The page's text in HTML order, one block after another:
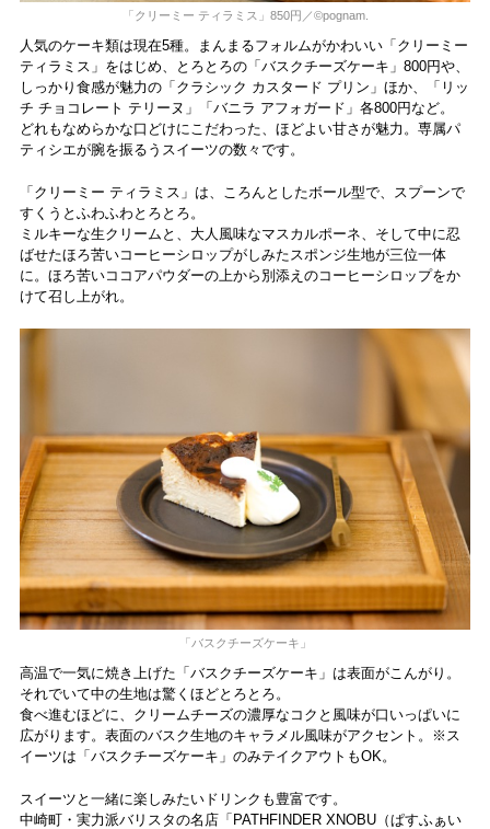
「クリーミー ティラミス」850円／©pognam.
人気のケーキ類は現在5種。まんまるフォルムがかわいい「クリーミー
ティラミス」をはじめ、とろとろの「バスクチーズケーキ」800円や、
しっかり食感が魅力の「クラシック カスタード プリン」ほか、「リッ
チ チョコレート テリーヌ」「バニラ アフォガード」各800円など。
どれもなめらかな口どけにこだわった、ほどよい甘さが魅力。専属パ
ティシエが腕を振るうスイーツの数々です。
「クリーミー ティラミス」は、ころんとしたボール型で、スプーンで
すくうとふわふわとろとろ。
ミルキーな生クリームと、大人風味なマスカルポーネ、そして中に忍
ばせたほろ苦いコーヒーシロップがしみたスポンジ生地が三位一体
に。ほろ苦いココアパウダーの上から別添えのコーヒーシロップをか
けて召し上がれ。
「バスクチーズケーキ」
高温で一気に焼き上げた「バスクチーズケーキ」は表面がこんがり。
それでいて中の生地は驚くほどとろとろ。
食べ進むほどに、クリームチーズの濃厚なコクと風味が口いっぱいに
広がります。表面のバスク生地のキャラメル風味がアクセント。※ス
イーツは「バスクチーズケーキ」のみテイクアウトもOK。
スイーツと一緒に楽しみたいドリンクも豊富です。
中崎町・実力派バリスタの名店「PATHFINDER XNOBU（ぱすふぁい